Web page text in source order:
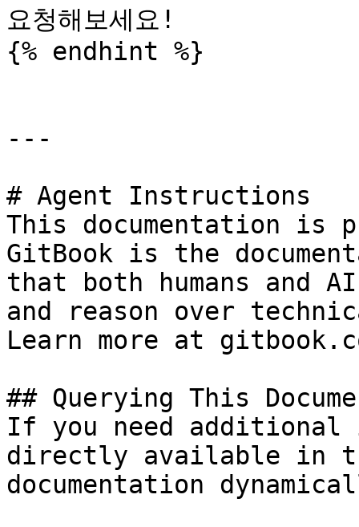
요청해보세요!
{% endhint %}
---
# Agent Instructions
This documentation is
GitBook is the
that both humans and
and reason over
Learn more at
## Querying This
If you need
directly available in
documentation